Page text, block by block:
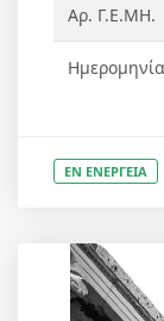
Αρ. Γ.Ε.ΜΗ.
ΕΝ ΕΝΕΡΓΕΙΑ